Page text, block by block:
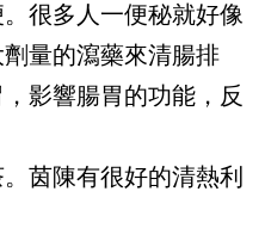
很多人一便秘就好像
量的瀉藥來清腸排
影響腸胃的功能，反
茵陳有很好的清熱利